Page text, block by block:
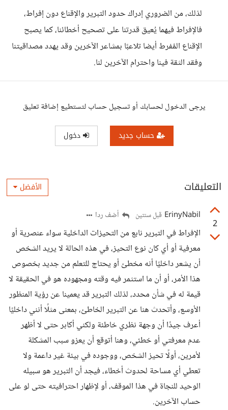
لذلك، من الضروري إدراك حدود التبرير والإقناع دون إفراط،
فالإفراط فيهما يُعيق قدرتنا على تصحيح أخطائنا، كما يصبح
الإقناع المُفرط أيضا تلاعبًا بمشاعر الآخرين وقد يهدد مصداقيتنا
وفقد الثقة فينا واحترام الآخرين لنا.
يرجى الدخول لحسابك أو تسجيل حساب لتستطيع إضافة تعليق
حساب جديد دخول
التعليقات الأفضل
2
ErinyNabil قبل سنتين أضف ردا
الإفراط في التبرير نابع من التحيزات الداخلية سواء عنصرية أو
معرفية أو أي كان نوع التحيز، في هذه الحالة لا يريد الشخص
أن يشعر داخليًا أنه مخطئ أو يحتاج للتعلم من جديد بخصوص
هذا الأمر، أو أن ما استثمر فيه وقته ومجهوده هو في الحقيقة لا
قيمة له في شأن محدد، لذلك التبرير قد يعمينا عن رؤية المنظور
الأوسع، وأتحدث هنا عن التبرير الخاطئ، بمعنى مثلًا أنني داخليًا
أعرف جيدًا أن وجهة نظري خاطئة ولكني أكابر حتى لا أظهر
عدم معرفتي أو خطئي، وهنا أتوقع أن يعزو سبب المشكلة
لأمرين، أولًا تحيز الشخص، ووجوده في بيئة غير داعمة ولا
تعطي أي مساحة لحدوث أخطاء، فيجد أن التبرير هو سبيله
الوحيد للنجاة في هذا الموقف، أو لإظهار احترافيته حتى لو على
حساب الآخرين.